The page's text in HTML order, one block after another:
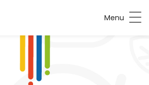
Menu